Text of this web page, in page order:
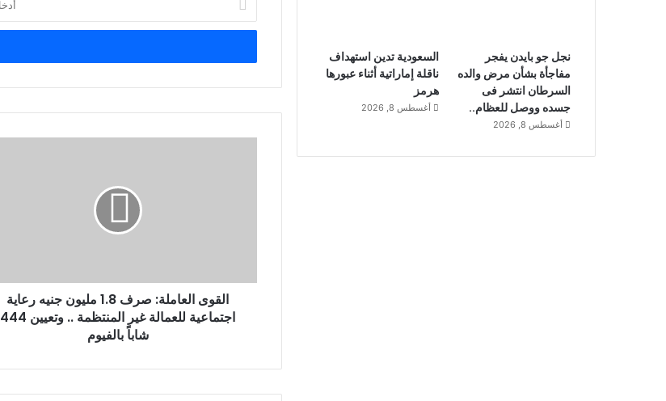
خ
ب
د
ن
القوى العاملة: صرف 1.8 مليون جنيه رعاية
اجتماعية للعمالة غير المنتظمة .. وتعيين 444
شاباً بالفيوم
نجل جو بايدن يفجر
مفاجأة بشأن مرض والده
السرطان انتشر فى
جسده ووصل للعظام..
أغسطس 8, 2026
السعودية تدين استهداف
ناقلة إماراتية أثناء عبورها
هرمز
أغسطس 8, 2026